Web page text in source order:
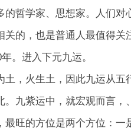
的哲学家、思想家。人们
关的，也是普通人最值得关
。进入下元九运。
土，火生土，因此九运从
。九紫运中，就宏观而言
最旺的方位是两个方位：